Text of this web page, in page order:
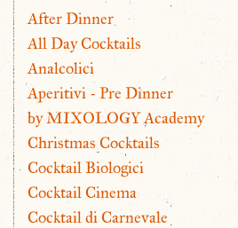
After Dinner
All Day Cocktails
Analcolici
Aperitivi - Pre Dinner
by MIXOLOGY Academy
Christmas Cocktails
Cocktail Biologici
Cocktail Cinema
Cocktail di Carnevale